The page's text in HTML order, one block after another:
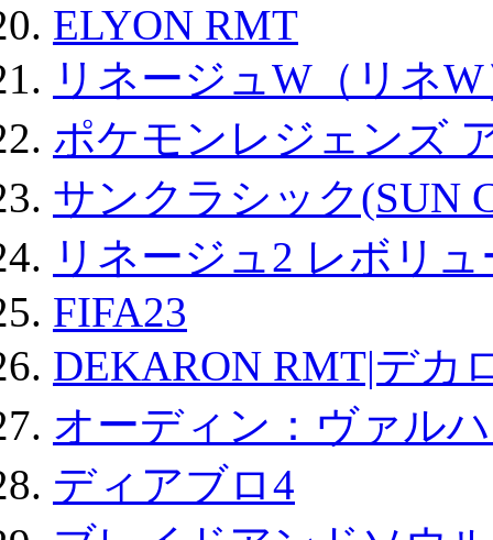
ELYON RMT
リネージュW（リネ
ポケモンレジェンズ
サンクラシック(SUN
リネージュ2 レボリ
FIFA23
DEKARON RMT|デカ
オーディン：ヴァル
ディアブロ4